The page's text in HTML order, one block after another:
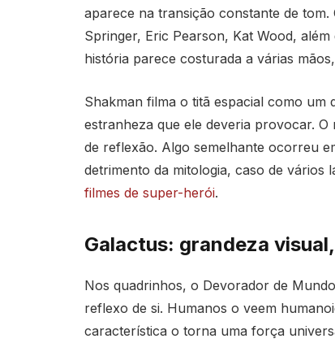
aparece na transição constante de
Springer, Eric Pearson, Kat Wood,
história parece costurada a várias
Shakman filma o titã espacial como um
estranheza que ele deveria provocar.
de reflexão. Algo semelhante ocorreu
detrimento da mitologia, caso de vários
filmes de super-herói.
Galactus: grandeza
Nos quadrinhos, o Devorador de
reflexo de si. Humanos o veem
característica o torna uma força